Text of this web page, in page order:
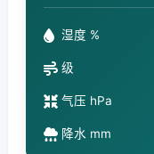
湿度 %
级
气压 hPa
降水 mm